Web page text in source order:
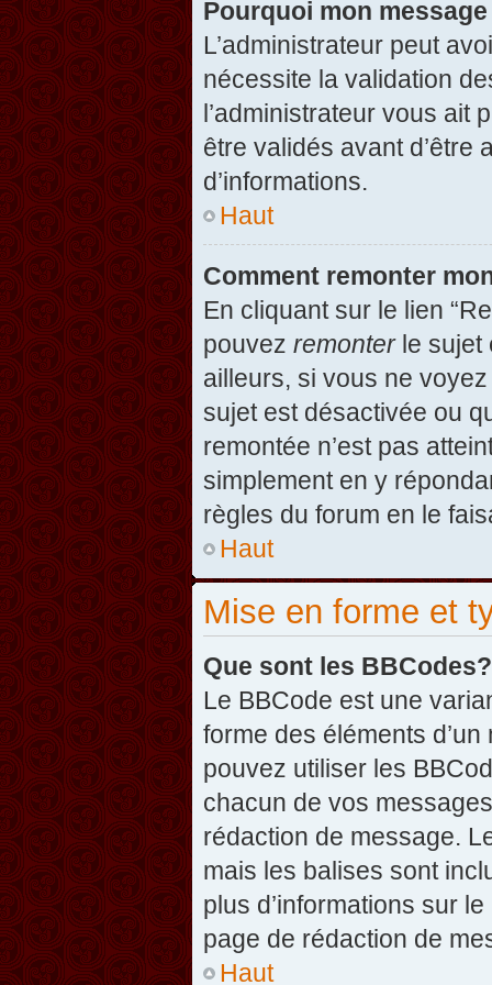
Pourquoi mon
L’administrateur peut
nécessite la validation
l’administrateur vous ait
être validés avant d’être
d’informations.
Haut
Comment remonter
En cliquant sur le lien
pouvez remonterle sujet
ailleurs, si vous ne
sujet est désactivée ou
remontée n’est pas
simplement en y
règles du forum en le
Haut
Mise en forme et
Que sont les BBCodes?
Le BBCode est une
forme des éléments
pouvez utiliser les
chacun de vos
rédaction de message.
mais les balises sont
plus d’informations sur
page de rédaction de
Haut